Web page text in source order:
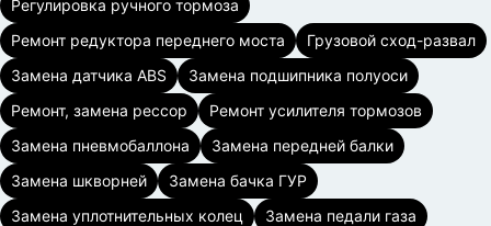
Регулировка ручного тормоза
Ремонт редуктора переднего моста
Грузовой сход-развал
Замена датчика ABS
Замена подшипника полуоси
Ремонт, замена рессор
Ремонт усилителя тормозов
Замена пневмобаллона
Замена передней балки
Замена шкворней
Замена бачка ГУР
Замена уплотнительных колец
Замена педали газа